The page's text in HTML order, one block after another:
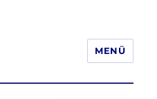
seine
Schrift und Bild
MENÜ